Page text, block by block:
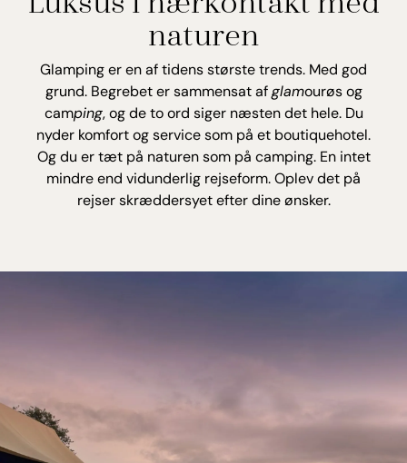
naturen
Glamping er en af tidens største trends. Med god
grund. Begrebet er sammensat afglamourøs og
camping, og de to ord siger næsten det hele. Du
nyder komfort og service som på et boutiquehotel.
Og du er tæt på naturen som på camping. En intet
mindre end vidunderlig rejseform. Oplev det på
rejser skræddersyet efter dine ønsker.